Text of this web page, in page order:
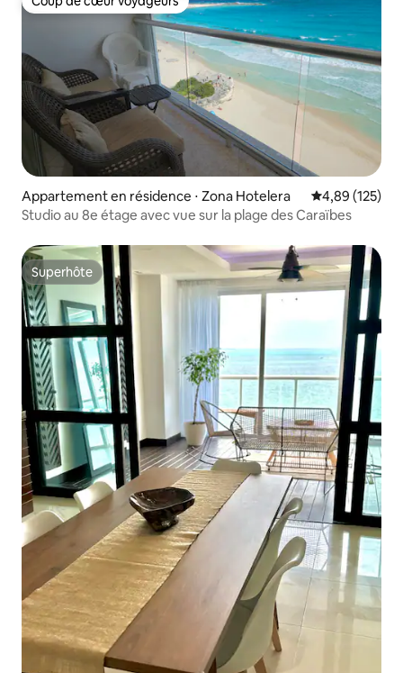
Coup de cœur voyageurs
Appartement en résidence ⋅ Zona Hotelera Évaluation
4,89 (125)
Studio au 8e étage avec vue sur la plage des Caraïbes
Superhôte
Superhôte